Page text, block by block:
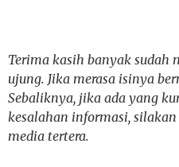
Terima kasih banyak sudah
ujung. Jika merasa isinya
Sebaliknya, jika ada yang
kesalahan informasi,
media tertera.